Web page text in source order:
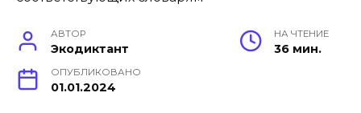
АВТОР
Экодиктант
НА ЧТЕНИЕ
36 мин.
ОПУБЛИКОВАНО
01.01.2024